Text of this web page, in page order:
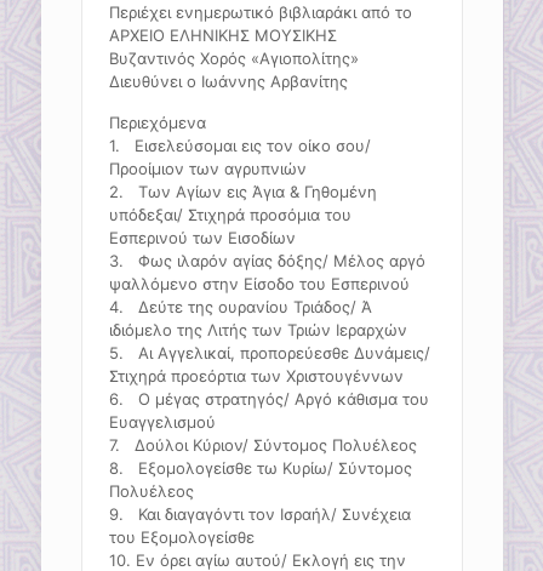
Περιέχει ενημερωτικό βιβλιαράκι από το
ΑΡΧΕΙΟ ΕΛΗΝΙΚΗΣ ΜΟΥΣΙΚΗΣ
Βυζαντινός Χορός «Αγιοπολίτης»
Διευθύνει ο Ιωάννης Αρβανίτης
Περιεχόμενα
1. Εισελεύσομαι εις τον οίκο σου/
Προοίμιον των αγρυπνιών
2. Των Αγίων εις Άγια & Γηθομένη
υπόδεξαι/ Στιχηρά προσόμια του
Εσπερινού των Εισοδίων
3. Φως ιλαρόν αγίας δόξης/ Μέλος αργό
ψαλλόμενο στην Είσοδο του Εσπερινού
4. Δεύτε της ουρανίου Τριάδος/ Ά
ιδιόμελο της Λιτής των Τριών Ιεραρχών
5. Αι Αγγελικαί, προπορεύεσθε Δυνάμεις/
Στιχηρά προεόρτια των Χριστουγέννων
6. Ο μέγας στρατηγός/ Αργό κάθισμα του
Ευαγγελισμού
7. Δούλοι Κύριον/ Σύντομος Πολυέλεος
8. Εξομολογείσθε τω Κυρίω/ Σύντομος
Πολυέλεος
9. Και διαγαγόντι τον Ισραήλ/ Συνέχεια
του Εξομολογείσθε
10. Εν όρει αγίω αυτού/ Εκλογή εις την